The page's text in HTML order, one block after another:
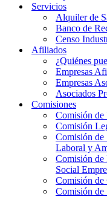
Servicios
Alquiler de
Banco de
Censo
Afiliados
¿Quiénes
Empresas
Empresas
Asociados
Comisiones
Comisión de
Comisión
Comisión de
Laboral y
Comisión de
Social
Comisión
Comisión de